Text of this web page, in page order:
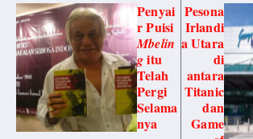
Penyai
r Puisi
Mbelin
gitu
Telah
Pergi
Selama
nya
Pesona
Irlandi
a Utara
di
antara
Titanic
dan
Game